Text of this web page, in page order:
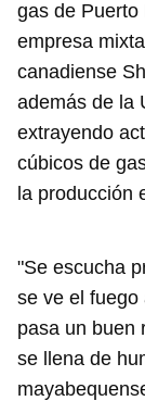
gas de Puerto
empresa
canadiense
además de la
extrayendo
cúbicos de
la producción
"Se escucha
se ve el
pasa un buen
se llena de